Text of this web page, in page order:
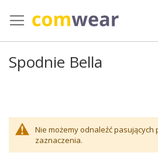
do
treści
Spodnie Bella
Nie możemy odnaleźć pasujących
zaznaczenia.